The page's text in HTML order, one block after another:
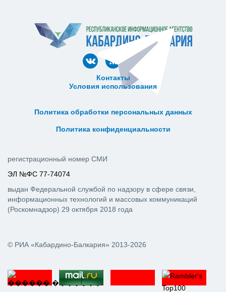
Контакты
Условия использования
Политика обработки персональных данных
Политика конфиденциальности
© РИА «Кабардино-Балкария» 2013-2026
регистрационный номер СМИ
ЭЛ №ФС 77-74074
выдан Федеральной службой по надзору в сфере связи,
информационных технологий и массовых коммуникаций
(Роскомнадзор) 29 октября 2018 года